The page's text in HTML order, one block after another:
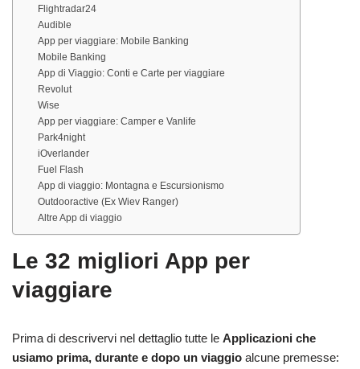
Flightradar24
Audible
App per viaggiare: Mobile Banking
Mobile Banking
App di Viaggio: Conti e Carte per viaggiare
Revolut
Wise
App per viaggiare: Camper e Vanlife
Park4night
iOverlander
Fuel Flash
App di viaggio: Montagna e Escursionismo
Outdooractive (Ex Wiev Ranger)
Altre App di viaggio
Le 32 migliori App per
viaggiare
Prima di descrivervi nel dettaglio tutte le Applicazioni che
usiamo prima, durante e dopo un viaggio alcune premesse: